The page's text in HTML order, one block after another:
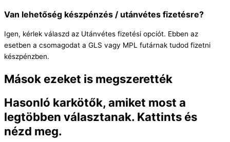
Van lehetőség készpénzés / utánvétes fizetésre?
Igen, kérlek válaszd az Utánvétes fizetési opciót. Ebben az
esetben a csomagodat a GLS vagy MPL futárnak tudod fizetni
készpénzben.
Mások ezeket is megszerették
Hasonló karkötők, amiket most a
legtöbben választanak. Kattints és
nézd meg.